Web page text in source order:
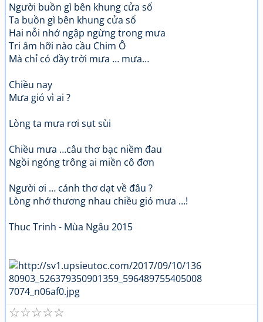
Người buồn gì bên khung cửa sổ
Ta buồn gì bên khung cửa sổ
Hai nỗi nhớ ngập ngừng trong mưa
Tri âm hỡi nào cầu Chim Ô
Mà chỉ có đầy trời mưa … mưa…
Chiều nay
Mưa gió vì ai ?
Lòng ta mưa rơi sụt sùi
Chiều mưa …câu thơ bạc niềm đau
Ngồi ngóng trông ai miền cô đơn
Người ơi … cánh thơ dạt về đâu ?
Lòng nhớ thương nhau chiều gió mưa …!
Thuc Trinh - Mùa Ngâu 2015
☆
☆
☆
☆
☆